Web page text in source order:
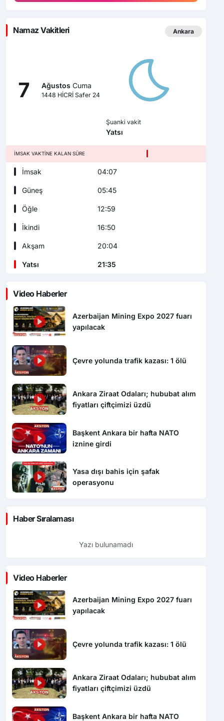
Namaz Vakitleri Ankara
7 Ağustos Cuma
1448 HİCRİ Safer 24
Şuanki vakit
Yatsı
İMSAK VAKTINE KALAN SÜRE
İmsak 04:07
Güneş 05:45
Öğle 12:59
İkindi 16:50
Akşam 20:04
Yatsı 21:35
Video Haberler
Azerbaijan Mining Expo 2027 fuarı
yapılacak
Çevre yolunda trafik kazası: 1 ölü
Ankara Ziraat Odaları; hububat alım
fiyatları çiftçimizi üzdü
Başkent Ankara bir hafta NATO
iznine girdi
Yasa dışı bahis için şafak
operasyonu
Haber Sıralaması
Yazı bulunamadı
Video Haberler
Azerbaijan Mining Expo 2027 fuarı
yapılacak
Çevre yolunda trafik kazası: 1 ölü
Ankara Ziraat Odaları; hububat alım
fiyatları çiftçimizi üzdü
Başkent Ankara bir hafta NATO